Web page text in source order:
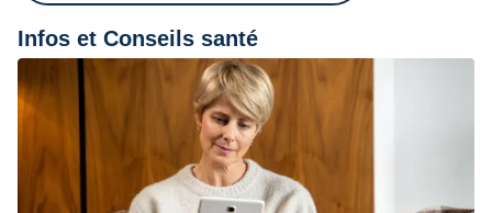
Infos et Conseils santé